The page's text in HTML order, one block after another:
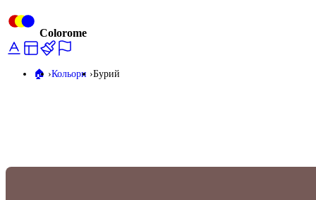
Colorome
🏠️ Кольори Бурий